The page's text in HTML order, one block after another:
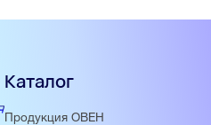
Каталог
Продукция ОВЕН